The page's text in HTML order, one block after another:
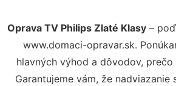
Oprava TV Philips Zlaté Klasy–
www.domaci-opravar.sk.
hlavných výhod a dôvodov, prečo
Garantujeme vám, že nadviazanie